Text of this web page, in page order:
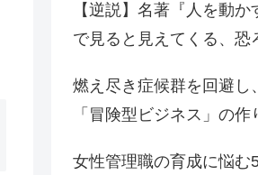
【逆説】名著『人を動
で見ると見えてくる、恐
燃え尽き症候群を回避し
「冒険型ビジネス」の作
女性管理職の育成に悩